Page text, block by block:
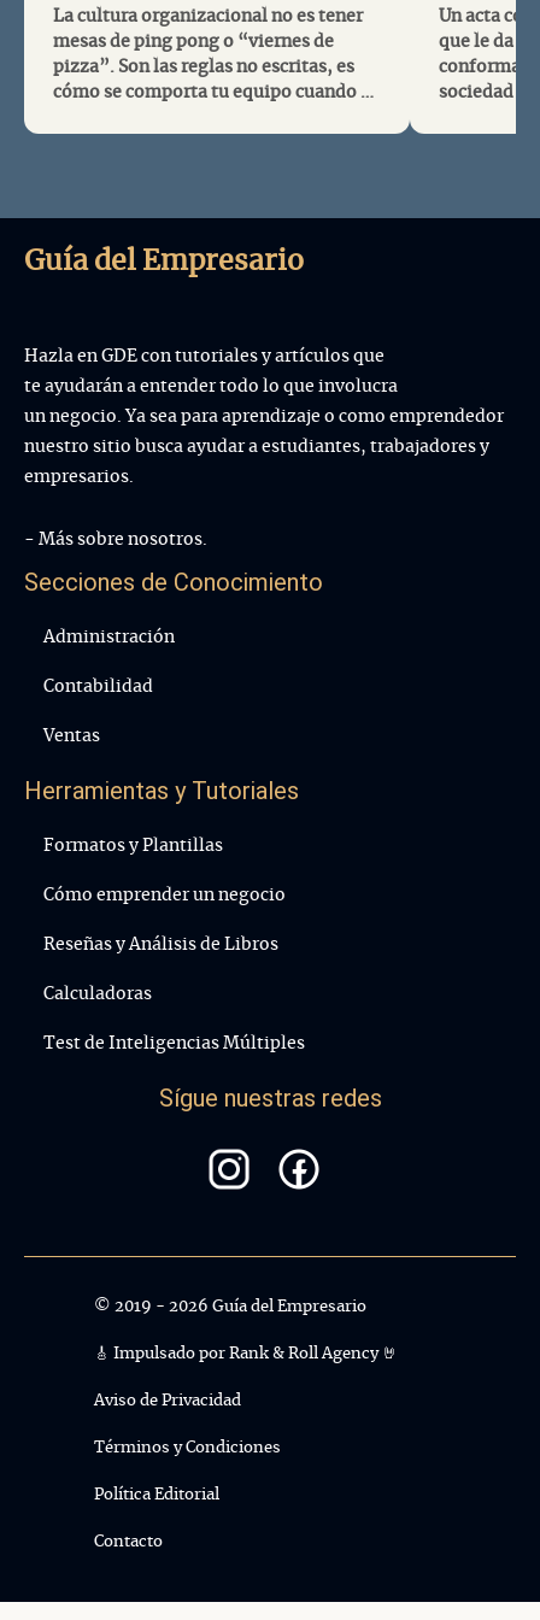
La cultura organizacional no es tener
mesas de ping pong o “viernes de
pizza”. Son las reglas no escritas, es
cómo se comporta tu equipo cuando el
Un acta
que le da
sociedad
Guía del Empresario
Hazla en GDE con tutoriales y artículos que
te ayudarán a entender todo lo que involucra
un negocio. Ya sea para aprendizaje o como emprendedor
nuestro sitio busca ayudar a estudiantes, trabajadores y
empresarios.
- Más sobre nosotros.
Secciones de Conocimiento
Administración
Contabilidad
Ventas
Herramientas y Tutoriales
Formatos y Plantillas
Cómo emprender un negocio
Reseñas y Análisis de Libros
Calculadoras
Test de Inteligencias Múltiples
Sígue nuestras redes
© 2019 - 2026 Guía del Empresario
🎸 Impulsado por Rank & Roll Agency 🤘
Aviso de Privacidad
Términos y Condiciones
Política Editorial
Contacto